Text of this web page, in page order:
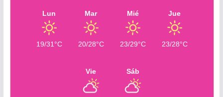
Lun
19/31°C
Mar
20/28°C
Mié
23/29°C
Jue
23/28°C
Vie Sáb